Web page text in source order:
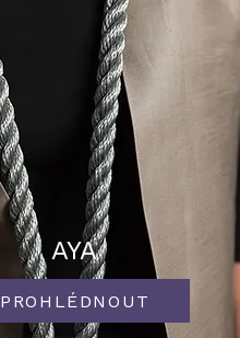
AYA
PROHLÉDNOUT